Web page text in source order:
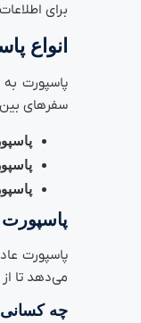
برای اطلاعات
انواع
پاسپورت
سفرهای بین
پاسپورت
پاسپورت
می‌دهد تا
چه کسانی